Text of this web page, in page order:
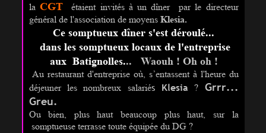
la CGTétaient invités à un dîner par le directeur
général de l'association de moyens Klesia.
Ce somptueux dîner s'est déroulé...
dans les somptueux locaux de l'entreprise
aux Batignolles... Waouh ! Oh oh !
Au restaurant d'entreprise où, s’entassent à l'heure du
déjeuner les nombreux salariés Klesia ? Grrr...
Greu.
Ou bien, plus haut beaucoup plus haut, sur la
somptueuse terrasse toute équipée du DG ?